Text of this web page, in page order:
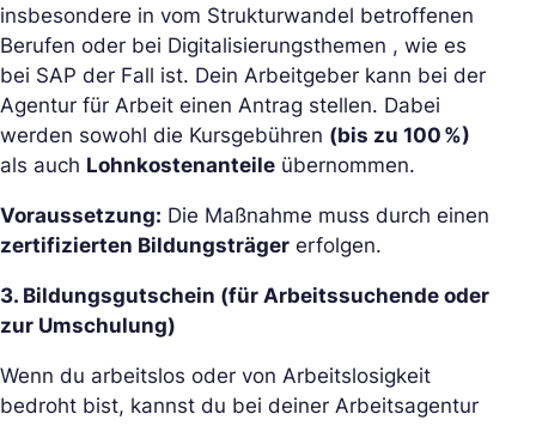
insbesondere in vom Strukturwandel betroffenen
Berufen oder bei Digitalisierungsthemen , wie es
bei SAP der Fall ist. Dein Arbeitgeber kann bei der
Agentur für Arbeit einen Antrag stellen. Dabei
werden sowohl die Kursgebühren (bis zu 100 %)
als auch Lohnkostenanteile übernommen.
Voraussetzung: Die Maßnahme muss durch einen
zertifizierten Bildungsträger erfolgen.
3. Bildungsgutschein (für Arbeitssuchende oder
zur Umschulung)
Wenn du arbeitslos oder von Arbeitslosigkeit
bedroht bist, kannst du bei deiner Arbeitsagentur